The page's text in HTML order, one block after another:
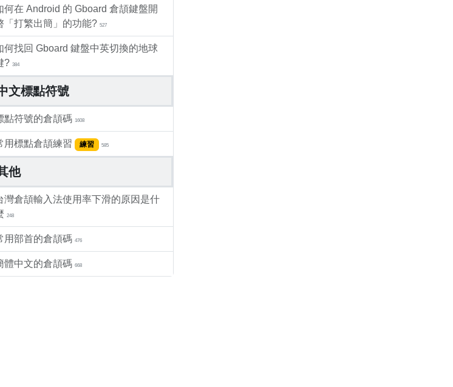
何在 Android 的 Gboard 倉頡鍵盤開
「打繁出簡」的功能? 527
何找回 Gboard 鍵盤中英切換的地球
? 384
文標點符號
點符號的倉頡碼 1608
用標點倉頡練習 練習 585
他
灣倉頡輸入法使用率下滑的原因是什
248
用部首的倉頡碼 476
體中文的倉頡碼 668